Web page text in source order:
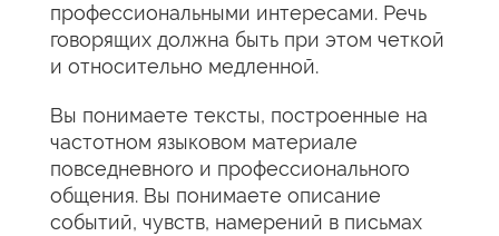
профессиональными интересами. Речь
говорящих должна быть при этом четкой
и относительно медленной.
Вы понимаете тексты, построенные на
частотном языковом материале
повседневноrо и профессионального
общения. Вы понимаете описание
событий, чувств, намерений в письмах